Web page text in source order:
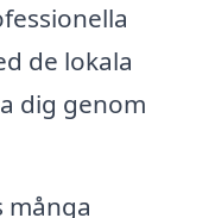
de lokala
dig genom
många